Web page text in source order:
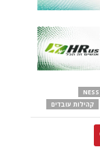
קהילות עובדים